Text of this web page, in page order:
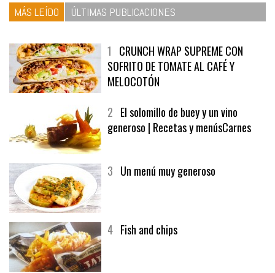
1CRUNCH WRAP SUPREME CON
SOFRITO DE TOMATE AL CAFÉ Y
MELOCOTÓN
2El solomillo de buey y un vino